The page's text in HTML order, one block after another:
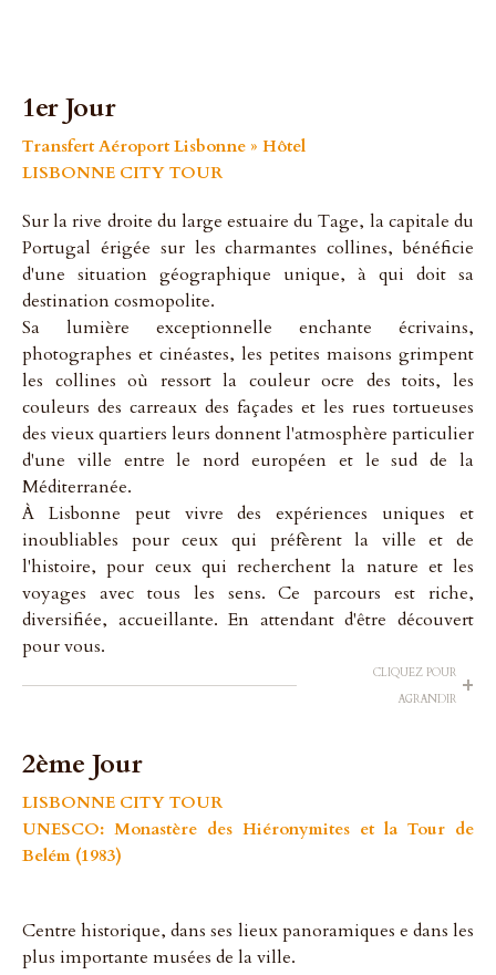
1er Jour
Transfert Aéroport Lisbonne » Hôtel
LISBONNE CITY TOUR
Sur la rive droite du large estuaire du Tage, la capitale du
Portugal érigée sur les charmantes collines, bénéficie
d'une situation géographique unique, à qui doit sa
destination cosmopolite.
Sa lumière exceptionnelle enchante écrivains,
photographes et cinéastes, les petites maisons grimpent
les collines où ressort la couleur ocre des toits, les
couleurs des carreaux des façades et les rues tortueuses
des vieux quartiers leurs donnent l'atmosphère particulier
d'une ville entre le nord européen et le sud de la
Méditerranée.
À Lisbonne peut vivre des expériences uniques et
inoubliables pour ceux qui préfèrent la ville et de
l'histoire, pour ceux qui recherchent la nature et les
voyages avec tous les sens. Ce parcours est riche,
diversifiée, accueillante. En attendant d'être découvert
pour vous.
CLIQUEZ POUR
AGRANDIR +
2ème Jour
LISBONNE CITY TOUR
UNESCO: Monastère des Hiéronymites et la Tour de
Belém (1983)
Centre historique, dans ses lieux panoramiques e dans les
plus importante musées de la ville.